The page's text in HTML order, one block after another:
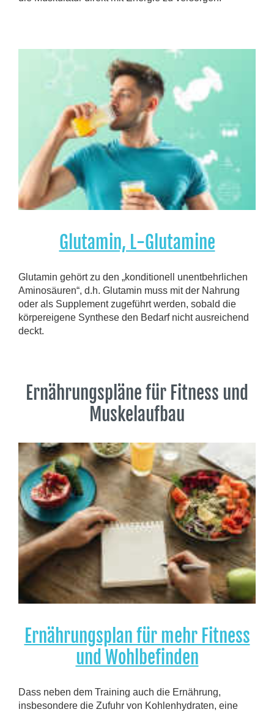
Glutamin, L-Glutamine
Glutamin gehört zu den „konditionell unentbehrlichen
Aminosäuren“, d.h. Glutamin muss mit der Nahrung
oder als Supplement zugeführt werden, sobald die
körpereigene Synthese den Bedarf nicht ausreichend
deckt.
Ernährungspläne für Fitness und
Muskelaufbau
Ernährungsplan für mehr Fitness
und Wohlbefinden
Dass neben dem Training auch die Ernährung,
insbesondere die Zufuhr von Kohlenhydraten, eine